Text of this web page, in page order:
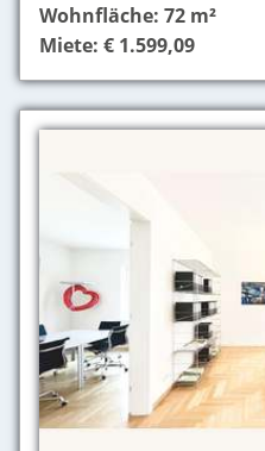
Wohnfläche: 72 m²
Miete: € 1.599,09